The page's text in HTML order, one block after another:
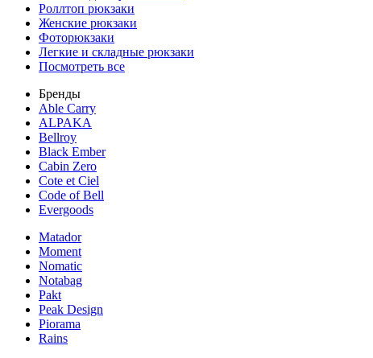
Роллтоп рюкзаки
Женские рюкзаки
Фоторюкзаки
Легкие и складные рюкзаки
Посмотреть все
Бренды
Able Carry
ALPAKA
Bellroy
Black Ember
Cabin Zero
Cote et Ciel
Code of Bell
Evergoods
Matador
Moment
Nomatic
Notabag
Pakt
Peak Design
Piorama
Rains